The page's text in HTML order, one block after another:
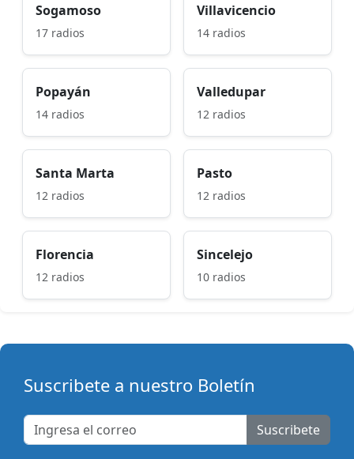
Sogamoso
17 radios
Villavicencio
14 radios
Popayán
14 radios
Valledupar
12 radios
Santa Marta
12 radios
Pasto
12 radios
Florencia
12 radios
Sincelejo
10 radios
Suscribete a nuestro Boletín
Suscribete